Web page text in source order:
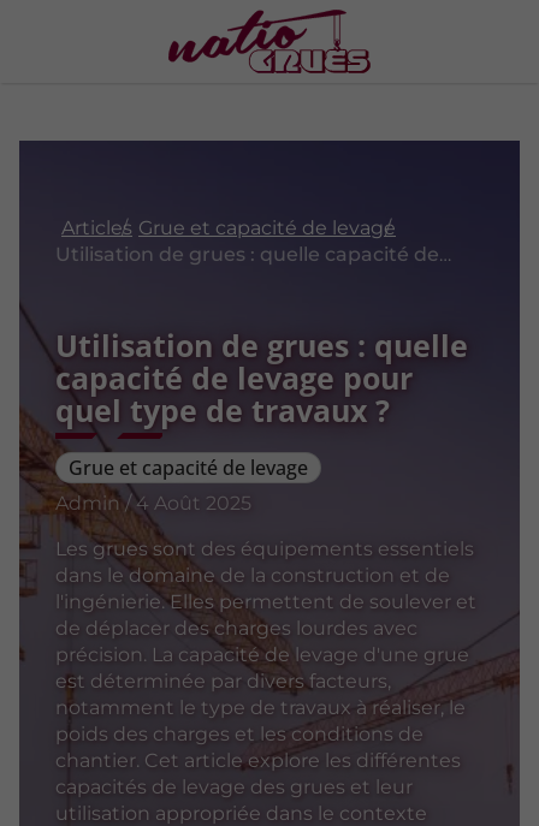
Articles Grue et capacité de levage
Utilisation de grues : quelle capacité de levage pour quel type de travaux ?
Utilisation de grues : quelle
capacité de levage pour
quel type de travaux ?
Grue et capacité de levage
Admin / 4 Août 2025
Les grues sont des équipements essentiels
dans le domaine de la construction et de
l'ingénierie. Elles permettent de soulever et
de déplacer des charges lourdes avec
précision. La capacité de levage d'une grue
est déterminée par divers facteurs,
notamment le type de travaux à réaliser, le
poids des charges et les conditions de
chantier. Cet article explore les différentes
capacités de levage des grues et leur
utilisation appropriée dans le contexte